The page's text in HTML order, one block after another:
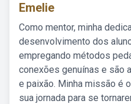
Emelie
Como mentor, minha
desenvolvimento dos
empregando métodos
conexões genuínas e são
e paixão. Minha missão é
sua jornada para se